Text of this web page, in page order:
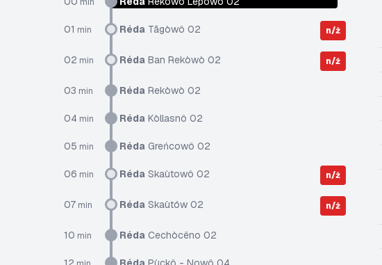
01 min Réda Tãgòwô 02 n/ż
02 min Réda Ban Rekòwò 02 n/ż
03 min Réda Rekòwò 02
04 min Réda Kòllasnô 02
05 min Réda Greńcowô 02
06 min Réda Skaùtowô 02 n/ż
07 min Réda Skaùtów 02 n/ż
10 min Réda Cechòcëno 02